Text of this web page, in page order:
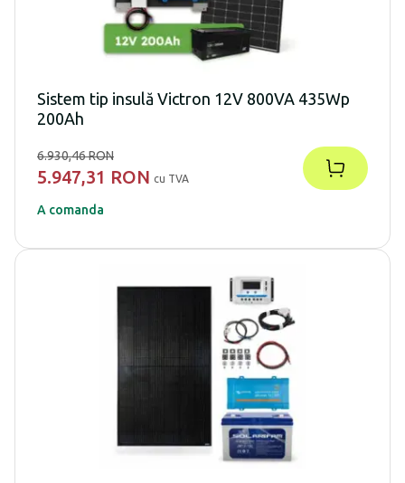
Sistem tip insulă Victron 12V 800VA 435Wp
200Ah
6.930,46 RON
5.947,31 RON cu TVA
A comanda